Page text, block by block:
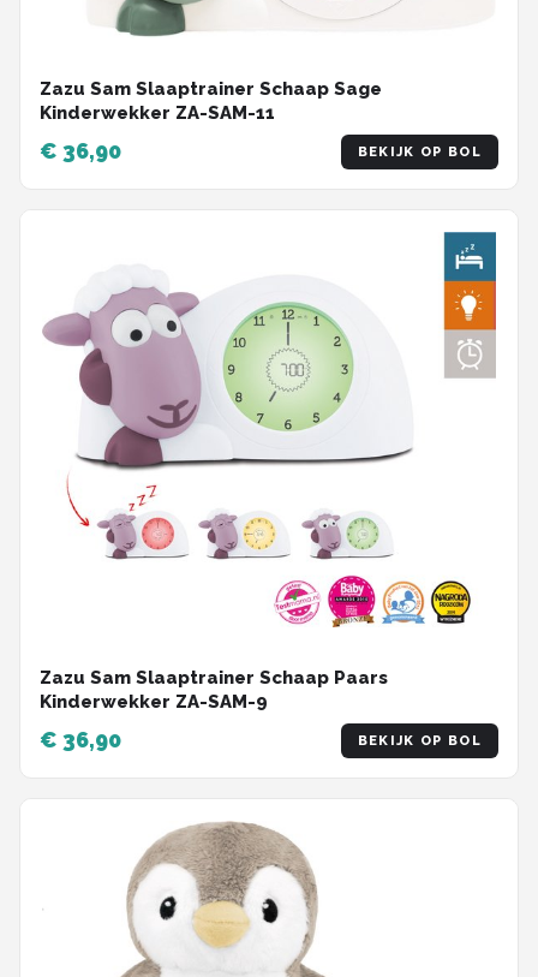
Zazu Sam Slaaptrainer Schaap Sage
Kinderwekker ZA-SAM-11
€ 36,90 BEKIJK OP BOL
Zazu Sam Slaaptrainer Schaap Paars
Kinderwekker ZA-SAM-9
€ 36,90 BEKIJK OP BOL